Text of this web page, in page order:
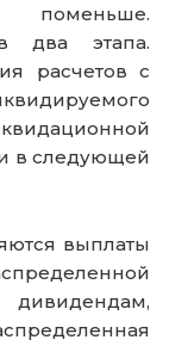
два этапа.
расчетов с
в следующей
выплаты